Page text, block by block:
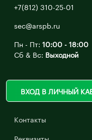
+7(812) 310-25-01
sec@arspb.ru
Пн - Пт: 10:00 - 18:00
Сб & Вс: Выходной
ВХОД В ЛИЧНЫЙ
Контакты